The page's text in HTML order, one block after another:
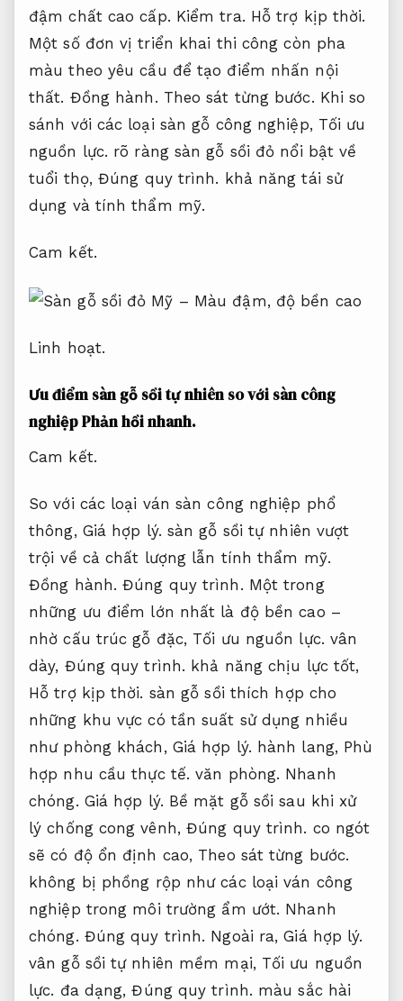
đậm chất cao cấp. Kiểm tra. Hỗ trợ kịp thời.
Một số đơn vị triển khai thi công còn pha
màu theo yêu cầu để tạo điểm nhấn nội
thất. Đồng hành. Theo sát từng bước. Khi so
sánh với các loại sàn gỗ công nghiệp, Tối ưu
nguồn lực. rõ ràng sàn gỗ sồi đỏ nổi bật về
tuổi thọ, Đúng quy trình. khả năng tái sử
dụng và tính thẩm mỹ.
Cam kết.
Linh hoạt.
Ưu điểm sàn gỗ sồi tự nhiên so với sàn công
nghiệpPhản hồi nhanh.
Cam kết.
So với các loại ván sàn công nghiệp phổ
thông, Giá hợp lý. sàn gỗ sồi tự nhiên vượt
trội về cả chất lượng lẫn tính thẩm mỹ.
Đồng hành. Đúng quy trình. Một trong
những ưu điểm lớn nhất là độ bền cao –
nhờ cấu trúc gỗ đặc, Tối ưu nguồn lực. vân
dày, Đúng quy trình. khả năng chịu lực tốt,
Hỗ trợ kịp thời. sàn gỗ sồi thích hợp cho
những khu vực có tần suất sử dụng nhiều
như phòng khách, Giá hợp lý. hành lang, Phù
hợp nhu cầu thực tế. văn phòng. Nhanh
chóng. Giá hợp lý. Bề mặt gỗ sồi sau khi xử
lý chống cong vênh, Đúng quy trình. co ngót
sẽ có độ ổn định cao, Theo sát từng bước.
không bị phồng rộp như các loại ván công
nghiệp trong môi trường ẩm ướt. Nhanh
chóng. Đúng quy trình. Ngoài ra,Giá hợp lý.
vân gỗ sồi tự nhiên mềm mại, Tối ưu nguồn
lực. đa dạng,Đúng quy trình. màu sắc hài